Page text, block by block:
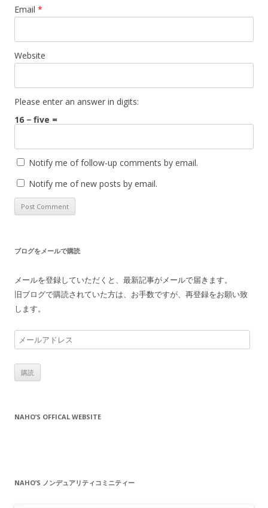
Email *
Website
Please enter an answer in digits:
16 − five =
Notify me of follow-up comments by email.
Notify me of new posts by email.
ブログをメールで購読
メールを登録していただくと、最新記事がメールで届きます。
旧ブログで購読されていた方は、お手数ですが、再登録をお願い致
します。
メ
ー
ル
ア
NAHO’S OFFICAL WEBSITE
NAHO’S ノンデュアリティコミニティー